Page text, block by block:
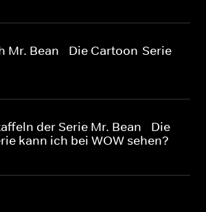
Mr. Bean - Die Cartoon-Serie
der Serie Mr. Bean - Die
kann ich bei WOW sehen?